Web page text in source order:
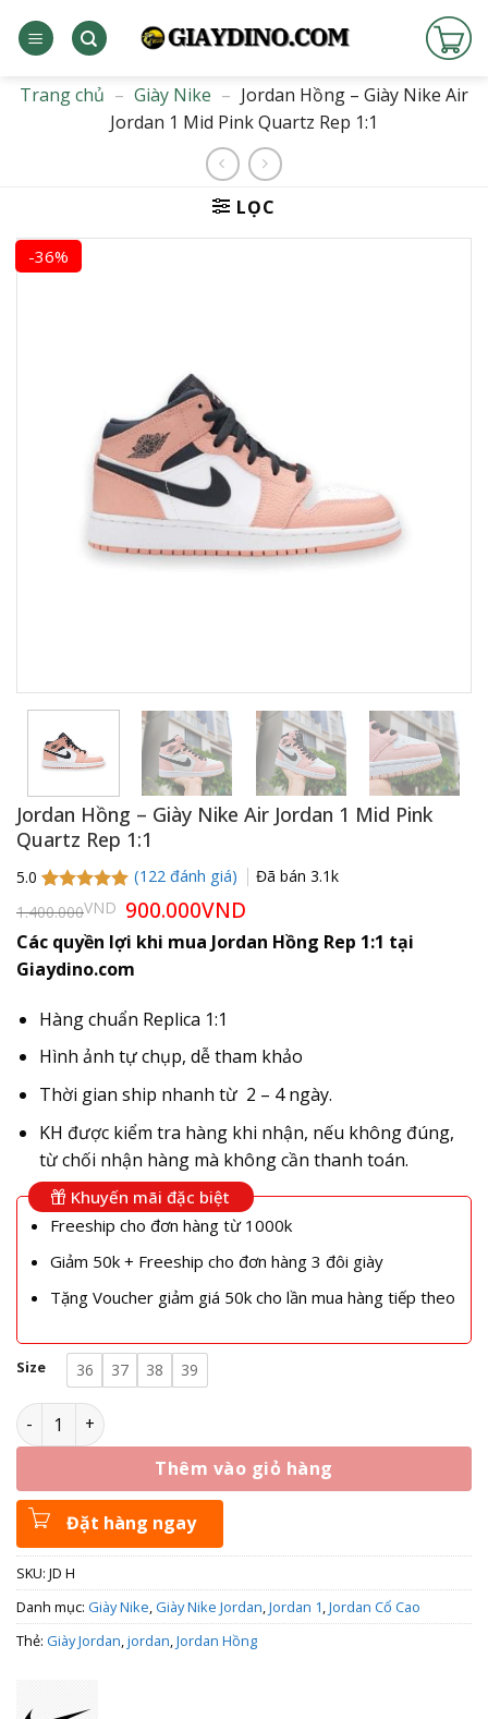
qua
dungTrang chủ – Giày Nike – Jordan Hồng – Giày Nike Air
Jordan 1 Mid Pink Quartz Rep 1:1
LỌC
-36%
Jordan Hồng – Giày Nike Air Jordan 1 Mid Pink
Quartz Rep 1:1
5.0
5.0trên 5
dựa trên
122
đánh giá
(122đánh giá) Đã bán 3.1k
1.400.000VND Giá
gốc
là:
1.400.000VND.
900.000VND
tại
là:
Các quyền lợi khi mua Jordan Hồng Rep 1:1 tại
Giaydino.com
Hàng chuẩn Replica 1:1
Hình ảnh tự chụp, dễ tham khảo
Thời gian ship nhanh từ 2 – 4 ngày.
KH được kiểm tra hàng khi nhận, nếu không đúng,
từ chối nhận hàng mà không cần thanh toán.
Khuyến mãi đặc biệt
Freeship cho đơn hàng từ 1000k
Giảm 50k + Freeship cho đơn hàng 3 đôi giày
Tặng Voucher giảm giá 50k cho lần mua hàng tiếp theo
Size 36 37 38 39
Jordan Hồng - Giày Nike Air Jordan 1 Mid Pink Quartz Rep
Thêm vào giỏ hàng
Đặt hàng ngay
SKU: JD H
Danh mục: Giày Nike, Giày Nike Jordan,Jordan 1,Jordan Cổ Cao
Thẻ: Giày Jordan,jordan,Jordan Hồng